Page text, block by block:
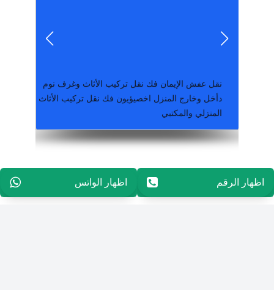
نقل عفش الإيمان فك نقل تركيب الأثاث وغرف نوم
دأخل وخارج المنزل اخصيؤيون فك نقل تركيب الأثاث
المنزلي والمكتبي
شركة نقل عفش الكويت الشركة بتوفير جميع
اظهار الرقم96565594848 اظهار الواتس96565594848